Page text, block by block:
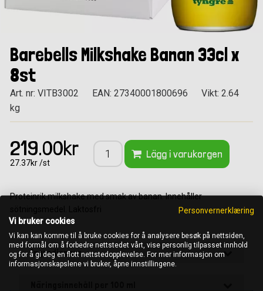
Barebells Milkshake Banan 33cl x
8st
Art. nr: VITB3002 EAN: 27340001800696
Vikt: 2.64
kg
219.00kr
27.37kr /st
Lägg i varukorgen
Proteinrik milkshake med smak av banan. Innehåller
Ingredienser
Personvernerklæring
Vi bruker cookies
Vi kan kan komme til å bruke cookies for å analysere besøk på nettsiden,
med formål om å forbedre nettstedet vårt, vise personlig tilpasset innhold
og for å gi deg en flott nettstedopplevelse. For mer informasjon om
informasjonskapslene vi bruker, åpne innstillingene.